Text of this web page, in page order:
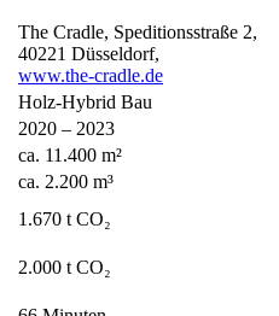
The Cradle, Speditionsstraße 2,
40221 Düsseldorf,
www.the-cradle.de
Holz-Hybrid Bau
2020 – 2023
ca. 11.400 m²
ca. 2.200 m³
1.670 t CO₂
2.000 t CO₂